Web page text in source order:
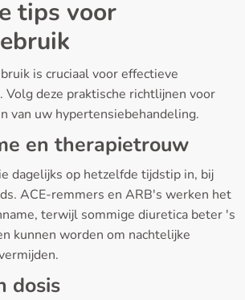
tips voor
is cruciaal voor effectieve
deze praktische richtlijnen voor
van uw hypertensiebehandeling.
en therapietrouw
dagelijks op hetzelfde tijdstip in, bij
ACE-remmers en ARB's werken het
terwijl sommige diuretica beter 's
kunnen worden om nachtelijke
dosis